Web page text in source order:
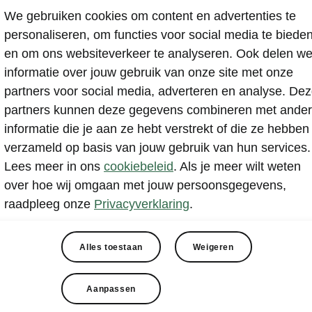
zomaar een
auto
Fabia Combi is ook als occasion een succesvol model.
er is ruim keus uit motoren en aantrekkelijke
Combi biedt een volwassen rijgedrag en het ontwerp
We gebruiken cookies om content en advertenties te
personaliseren, om functies voor social media te bieden
en om ons websiteverkeer te analyseren. Ook delen we
informatie over jouw gebruik van onze site met onze
partners voor social media, adverteren en analyse.
partners kunnen deze gegevens combineren met
informatie die je aan ze hebt verstrekt of die ze hebben
verzameld op basis van jouw gebruik van hun services.
Lees meer in ons cookiebeleid. Als je meer wilt weten
over hoe wij omgaan met jouw persoonsgegevens,
raadpleeg onze Privacyverklaring.
Alles toestaan Weigeren
Aanpassen